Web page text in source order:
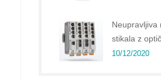
Neupravljiva
stikala z
10/12/2020